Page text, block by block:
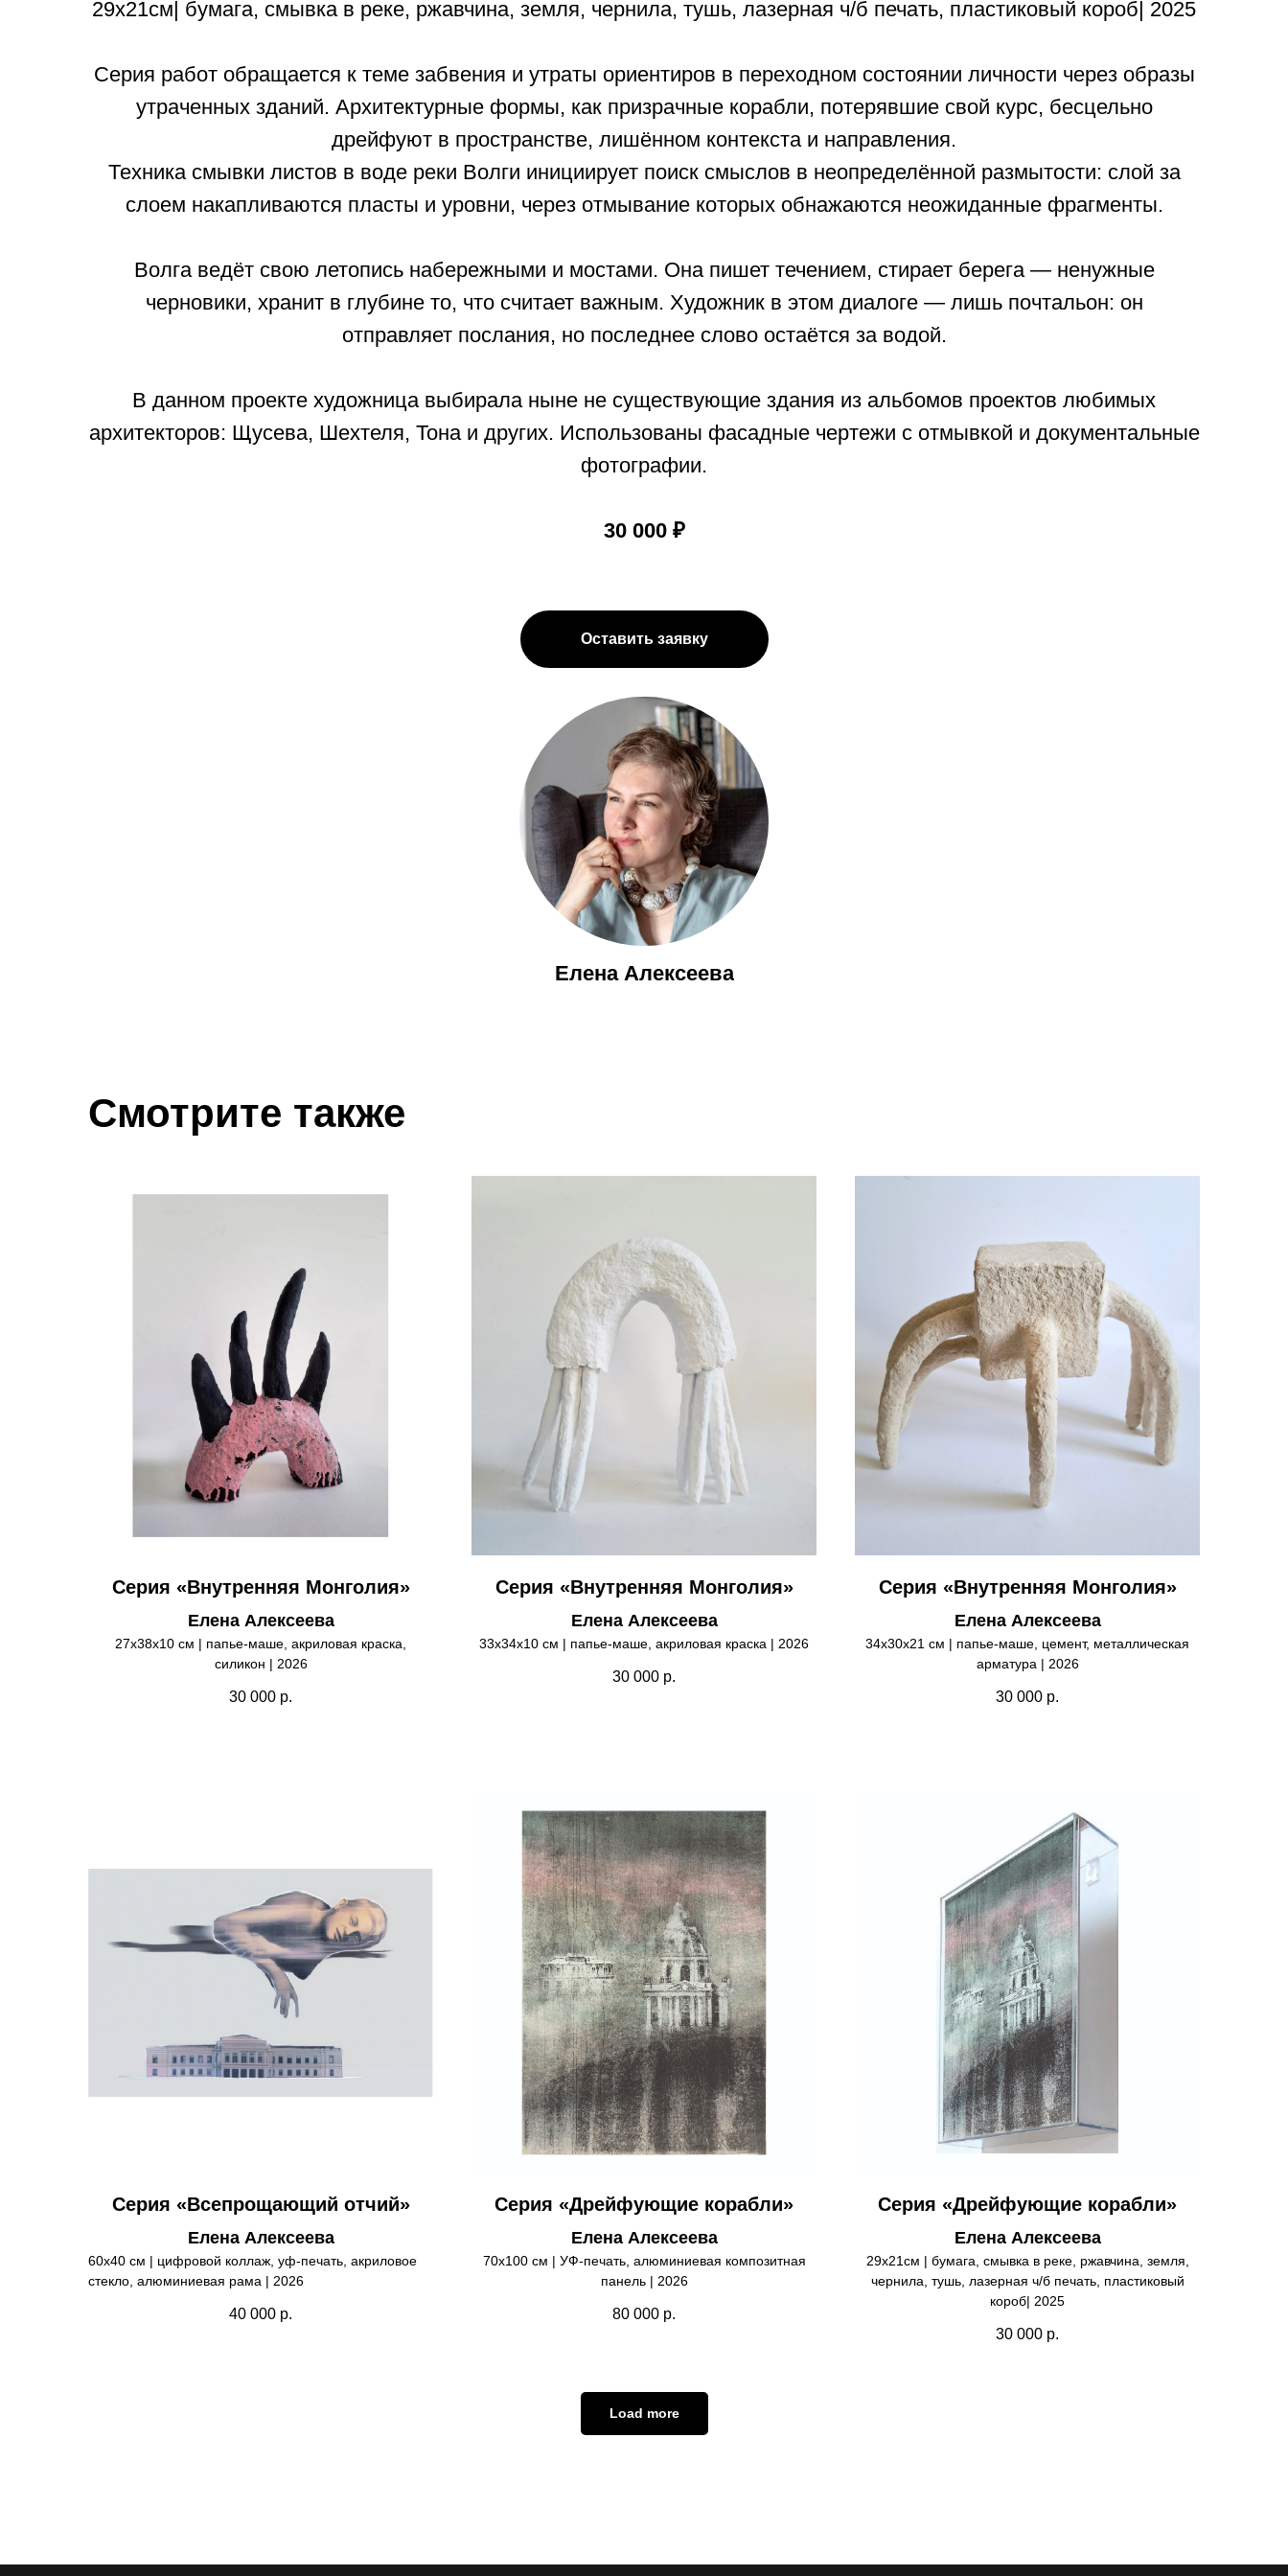
29х21см| бумага, смывка в реке, ржавчина, земля, чернила, тушь, лазерная ч/б печать, пластиковый короб| 2025
Серия работ обращается к теме забвения и утраты ориентиров в переходном состоянии личности через образы
утраченных зданий. Архитектурные формы, как призрачные корабли, потерявшие свой курс, бесцельно
дрейфуют в пространстве, лишённом контекста и направления.
Техника смывки листов в воде реки Волги инициирует поиск смыслов в неопределённой размытости: слой за
слоем накапливаются пласты и уровни, через отмывание которых обнажаются неожиданные фрагменты.
Волга ведёт свою летопись набережными и мостами. Она пишет течением, стирает берега — ненужные
черновики, хранит в глубине то, что считает важным. Художник в этом диалоге — лишь почтальон: он
отправляет послания, но последнее слово остаётся за водой.
В данном проекте художница выбирала ныне не существующие здания из альбомов проектов любимых
архитекторов: Щусева, Шехтеля, Тона и других. Использованы фасадные чертежи с отмывкой и документальные
фотографии.
30 000 ₽
Оставить заявку
Елена Алексеева
Смотрите также
Серия «Внутренняя Монголия»
Елена Алексеева
27х38х10 см | папье-маше, акриловая краска,
силикон | 2026
30 000 р.
Серия «Внутренняя Монголия»
Елена Алексеева
33х34х10 см | папье-маше, акриловая краска | 2026
30 000 р.
Серия «Внутренняя Монголия»
Елена Алексеева
34х30х21 см | папье-маше, цемент, металлическая
арматура | 2026
30 000 р.
Серия «Всепрощающий отчий»
Елена Алексеева
60х40 см | цифровой коллаж, уф-печать, акриловое
стекло, алюминиевая рама | 2026
40 000 р.
Серия «Дрейфующие корабли»
Елена Алексеева
70х100 см | УФ-печать, алюминиевая композитная
панель | 2026
80 000 р.
Серия «Дрейфующие корабли»
Елена Алексеева
29х21см | бумага, смывка в реке, ржавчина, земля,
чернила, тушь, лазерная ч/б печать, пластиковый
короб| 2025
30 000 р.
Load more